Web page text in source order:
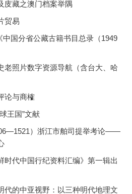
庋藏之澳门档案举隅
贸易
国分省公藏古籍书目总录（1949
老照片数字资源导航（含台大、哈
论与商榷
王国”文献
）浙江市舶司提举考论——
时代中国行纪资料汇编》第一辑出
代的中亚视野：以三种明代地理文